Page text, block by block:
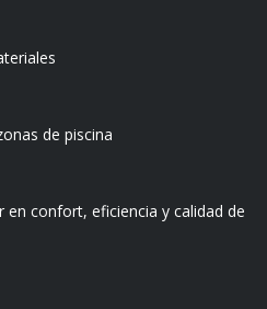
de piscina
confort, eficiencia y calidad de